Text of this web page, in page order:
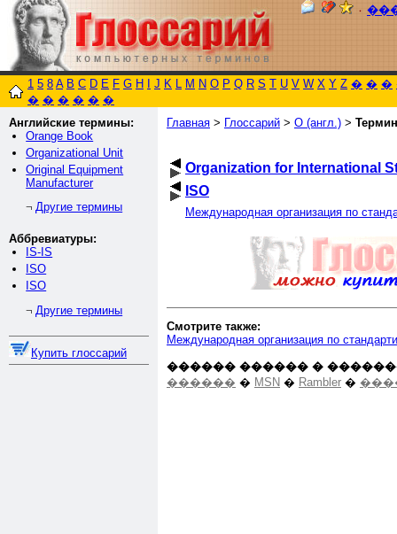
٠
1 5 8 A B C D E F G H J K L M N O P Q R S T U V W X Y Z � � �
� � � � � �
Английские термины:
Orange Book
Organizational Unit
Original Equipment
Manufacturer
¬ Другие термины
Аббревиатуры:
IS-IS
ISO
ISO
¬ Другие термины
Купить глоссарий
Главная > Глоссарий > O (англ.) > Термин
Organization for International
ISO
Международная организация по
Смотрите также:
Международная организация по
������ ������ �
������ � MSN � Rambler �